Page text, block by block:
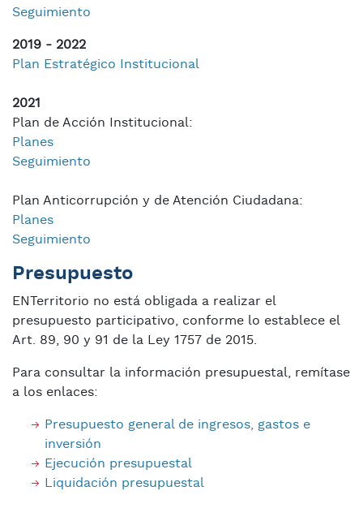
Seguimiento
2019 - 2022
Plan Estratégico Institucional
2021
Plan de Acción Institucional:
Planes
Seguimiento
Plan Anticorrupción y de Atención Ciudadana:
Planes
Seguimiento
Presupuesto
ENTerritorio no está obligada a realizar el
presupuesto participativo, conforme lo establece el
Art. 89, 90 y 91 de la Ley 1757 de 2015.
Para consultar la información presupuestal, remítase
a los enlaces:
Presupuesto general de ingresos, gastos e
inversión
Ejecución presupuestal
Liquidación presupuestal